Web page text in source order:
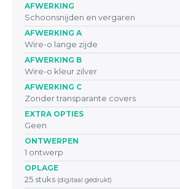
AFWERKING
Schoonsnijden en vergaren
AFWERKING A
Wire-o lange zijde
AFWERKING B
Wire-o kleur zilver
AFWERKING C
Zonder transparante covers
EXTRA OPTIES
Geen
ONTWERPEN
1 ontwerp
OPLAGE
25 stuks (digitaal gedrukt)